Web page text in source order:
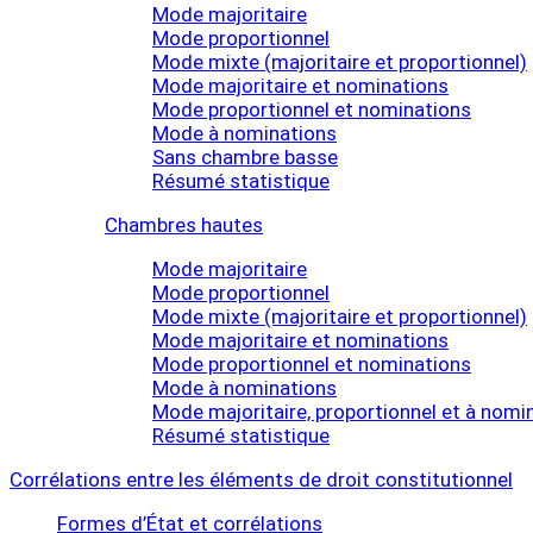
Mode majoritaire
Mode proportionnel
Mode mixte (majoritaire et proportionnel)
Mode majoritaire et nominations
Mode proportionnel et nominations
Mode à nominations
Sans chambre basse
Résumé statistique
Chambres hautes
Mode majoritaire
Mode proportionnel
Mode mixte (majoritaire et proportionnel)
Mode majoritaire et nominations
Mode proportionnel et nominations
Mode à nominations
Mode majoritaire, proportionnel et à
Résumé statistique
Corrélations entre les éléments de droit constitutionnel
Formes d’État et corrélations